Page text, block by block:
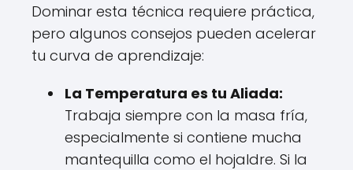
Dominar esta técnica requiere práctica,
pero algunos consejos pueden acelerar
tu curva de aprendizaje:
La Temperatura es tu Aliada:
Trabaja siempre con la masa fría,
especialmente si contiene mucha
mantequilla como el hojaldre. Si la